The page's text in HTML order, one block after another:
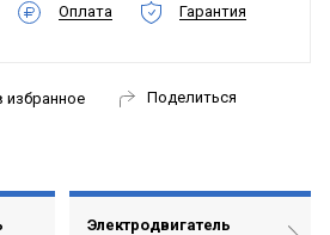
Оплата Гарантия
избранное Поделиться
Электродвигатель